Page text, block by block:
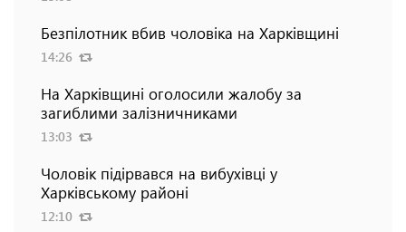
Безпілотник вбив чоловіка на Харківщині
14:26
На Харківщині оголосили жалобу за
загиблими залізничниками
13:03
Чоловік підірвався на вибухівці у
Харківському районі
12:10